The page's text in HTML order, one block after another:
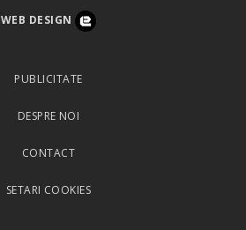
WEB DESIGN
PUBLICITATE
DESPRE NOI
CONTACT
SETARI COOKIES